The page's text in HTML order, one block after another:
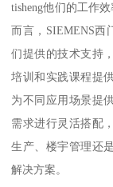
tisheng他们的工作
而言，SIEMENS西
们提供的技术支持
培训和实践课程提
为不同应用场景提
需求进行灵活搭配
生产、楼宇管理还
解决方案。